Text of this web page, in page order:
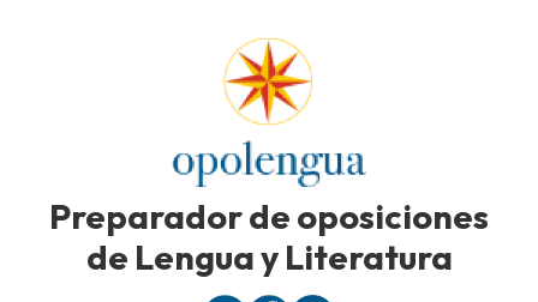
Preparador de oposiciones
de Lengua y Literatura